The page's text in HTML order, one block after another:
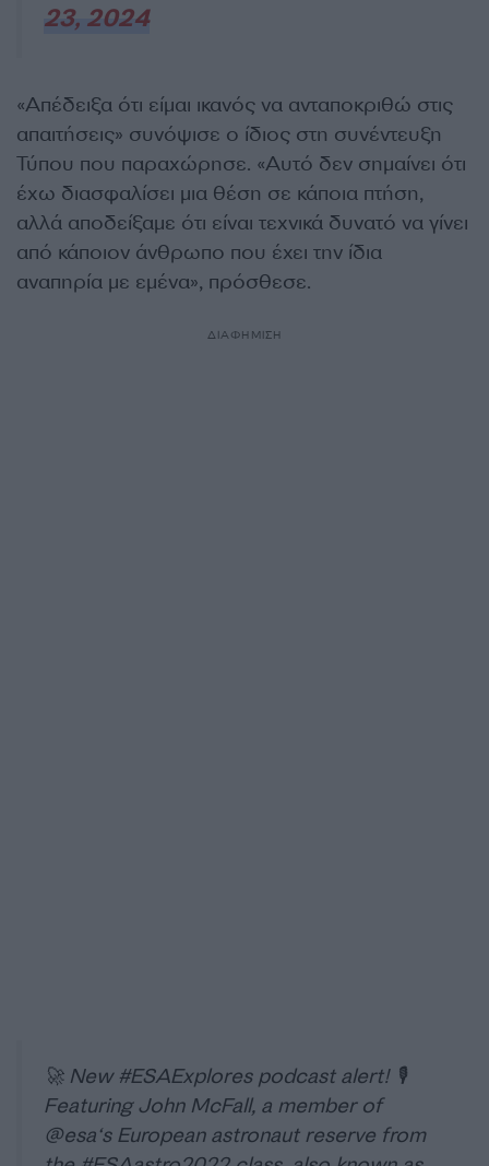
23, 2024
«Απέδειξα ότι είμαι ικανός να ανταποκριθώ στις
απαιτήσεις» συνόψισε ο ίδιος στη συνέντευξη
Τύπου που παραχώρησε. «Αυτό δεν σημαίνει ότι
έχω διασφαλίσει μια θέση σε κάποια πτήση,
αλλά αποδείξαμε ότι είναι τεχνικά δυνατό να γίνει
από κάποιον άνθρωπο που έχει την ίδια
αναπηρία με εμένα», πρόσθεσε.
ΔΙΑΦΗΜΙΣΗ
🚀 New #ESAExplorespodcast alert! 🎙️
Featuring John McFall, a member of
@esa‘s European astronaut reserve from